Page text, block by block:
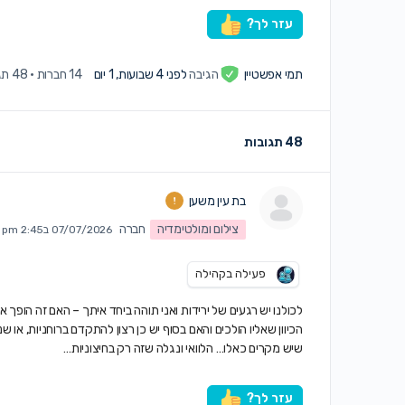
עזר לך?
תמי אפשטיין הגיבהלפני 4 שבועות, 1 יום 14 חברות · 48 תגובות
48 תגובות
בת עין משען
צילום ומולטימדיה
חברה 07/07/2026 ב2:45 pm
פעילה בקהילה
לכולנו יש רגעים של ירידות ואני תוהה ביחד איתך – האם זה
הכיוון שאליו הולכים והאם בסוף יש כן רצון להתקדם ברוחניות,
שיש מקרים כאלו… הלוואי ונגלה שזה רק בחיצוניות…
עזר לך?